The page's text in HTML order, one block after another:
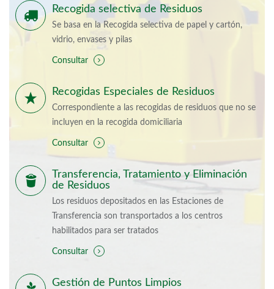
Recogida selectiva de Residuos
Se basa en la Recogida selectiva de papel y cartón,
vidrio, envases y pilas
Consultar
Recogidas Especiales de Residuos
Correspondiente a las recogidas de residuos que no se
incluyen en la recogida domiciliaria
Consultar
Transferencia, Tratamiento y Eliminación
de Residuos
Los residuos depositados en las Estaciones de
Transferencia son transportados a los centros
habilitados para ser tratados
Consultar
Gestión de Puntos Limpios